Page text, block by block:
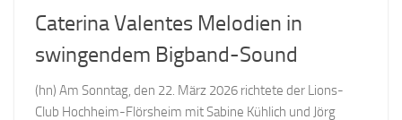
Caterina Valentes Melodien in
swingendem Bigband-Sound
(hn) Am Sonntag, den 22. März 2026 richtete der Lions-
Club Hochheim-Flörsheim mit Sabine Kühlich und Jörg